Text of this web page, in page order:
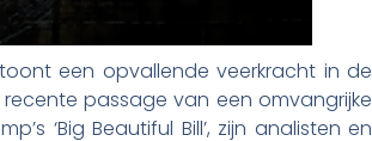
een opvallende veerkracht in de
passage van een omvangrijke
‘Big Beautiful Bill’, zijn analisten en